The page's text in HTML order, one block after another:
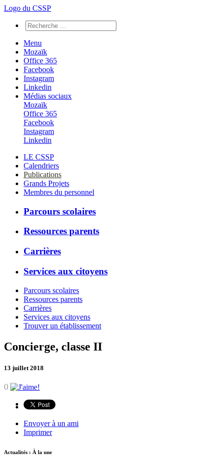
Logo du CSSP
Menu
Mozaïk
Office 365
Facebook
Instagram
Linkedin
Médias sociaux
Mozaïk
Office 365
Facebook
Instagram
Linkedin
LE CSSP
Calendriers
Publications
Grands Projets
Membres du personnel
Parcours scolaires
Ressources parents
Carrières
Services aux citoyens
Parcours scolaires
Ressources parents
Carrières
Services aux citoyens
Trouver un établissement
Concierge, classe II
13 juillet 2018
0
Envoyer à un ami
Imprimer
Actualités : À la une